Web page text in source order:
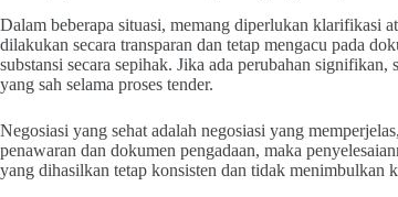
Dalam beberapa situasi, memang diperlukan klarifikasi
dilakukan secara transparan dan tetap mengacu pada
substansi secara sepihak. Jika ada perubahan
yang sah selama proses tender.
Negosiasi yang sehat adalah negosiasi yang
penawaran dan dokumen pengadaan, maka
yang dihasilkan tetap konsisten dan tidak menimbulkan